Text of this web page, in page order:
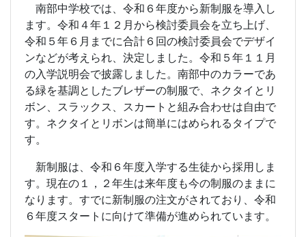
南部中学校では、令和６年度から新制服を導入し
ます。令和４年１２月から検討委員会を立ち上げ、
令和５年６月までに合計６回の検討委員会でデザイ
ンなどが考えられ、決定しました。令和５年１１月
の入学説明会で披露しました。南部中のカラーであ
る緑を基調としたブレザーの制服で、ネクタイとリ
ボン、スラックス、スカートと組み合わせは自由で
す。ネクタイとリボンは簡単にはめられるタイプで
す。
新制服は、令和６年度入学する生徒から採用しま
す。現在の１，２年生は来年度も今の制服のままに
なります。すでに新制服の注文がされており、令和
６年度スタートに向けて準備が進められています。